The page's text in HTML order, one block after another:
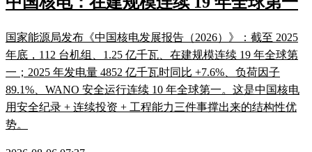
国家能源局发布《中国核电发展报告（2026）》：截至 2025
年底，112 台机组、1.25 亿千瓦、在建规模连续 19 年全球第
一；2025 年发电量 4852 亿千瓦时同比 +7.6%、负荷因子
89.1%、WANO 安全运行连续 10 年全球第一。这是中国核电
用安全纪录 + 连续投资 + 工程能力三件事撑出来的结构性优
势。